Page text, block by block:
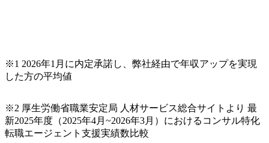
サルティングファームの立ち上げフェーズに関わることが
できる 豊富な経験を持つコンサル経験者の場合は、自らチ
ーションの開発 など) シンプレクスの顧客基盤、エンジニ
アケイパビリティを活かた確度の高い事業立ち上げが経験
できる 2026年8月21日(金) 19:30〜21:30 (19:20開場) 2026年8
※1 2026年1月に内定承諾し、弊社経由で年収アップを実現
した方の平均値
※2 厚生労働省職業安定局 人材サービス総合サイトより 最
新2025年度（2025年4月~2026年3月）におけるコンサル特化
転職エージェント支援実績数比較